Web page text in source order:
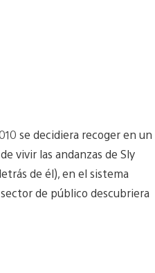
se decidiera recoger en un
vivir las andanzas de Sly
de él), en el sistema
de público descubriera